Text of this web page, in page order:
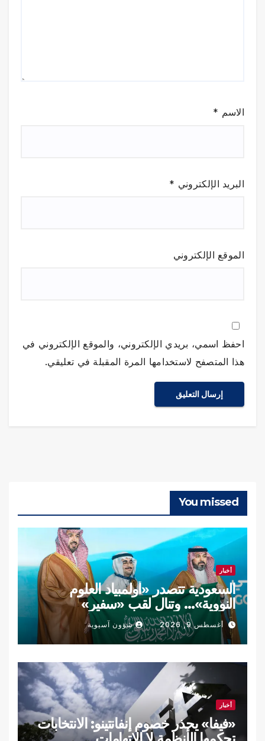
الاسم *
البريد الإلكتروني *
الموقع الإلكتروني
احفظ اسمي، بريدي الإلكتروني، والموقع الإلكتروني في
هذا المتصفح لاستخدامها المرة المقبلة في تعليقي.
You missed
أخبار
السعودية تتصدر «أولمبياد العلوم
النووية»… وتنال لقب «سفير»
أغسطس 9, 2026 شؤون آسيوية
أخبار
«فيفا» يحذر خصوم إنفانتينو: الانتخابات